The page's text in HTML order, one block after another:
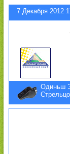
7 Декабря 2012
Одиньш